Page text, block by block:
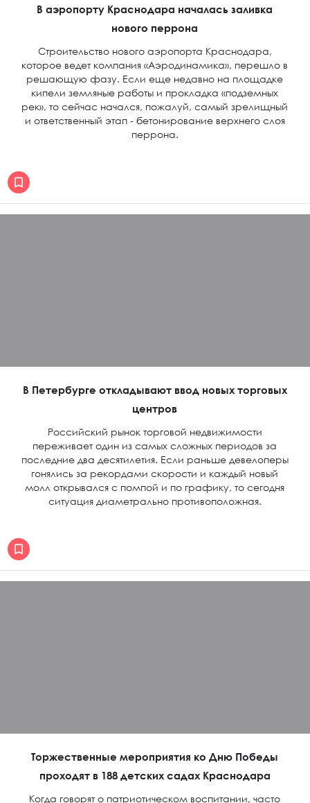
В аэропорту Краснодара началась заливка
нового перрона
Строительство нового аэропорта Краснодара,
которое ведет компания «Аэродинамика», перешло в
решающую фазу. Если еще недавно на площадке
кипели земляные работы и прокладка «подземных
рек», то сейчас начался, пожалуй, самый зрелищный
и ответственный этап - бетонирование верхнего слоя
перрона.
В Петербурге откладывают ввод новых торговых
центров
Российский рынок торговой недвижимости
переживает один из самых сложных периодов за
последние два десятилетия. Если раньше девелоперы
гонялись за рекордами скорости и каждый новый
молл открывался с помпой и по графику, то сегодня
ситуация диаметрально противоположная.
Торжественные мероприятия ко Дню Победы
проходят в 188 детских садах Краснодара
Когда говорят о патриотическом воспитании, часто